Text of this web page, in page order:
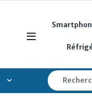
Open
Search for: